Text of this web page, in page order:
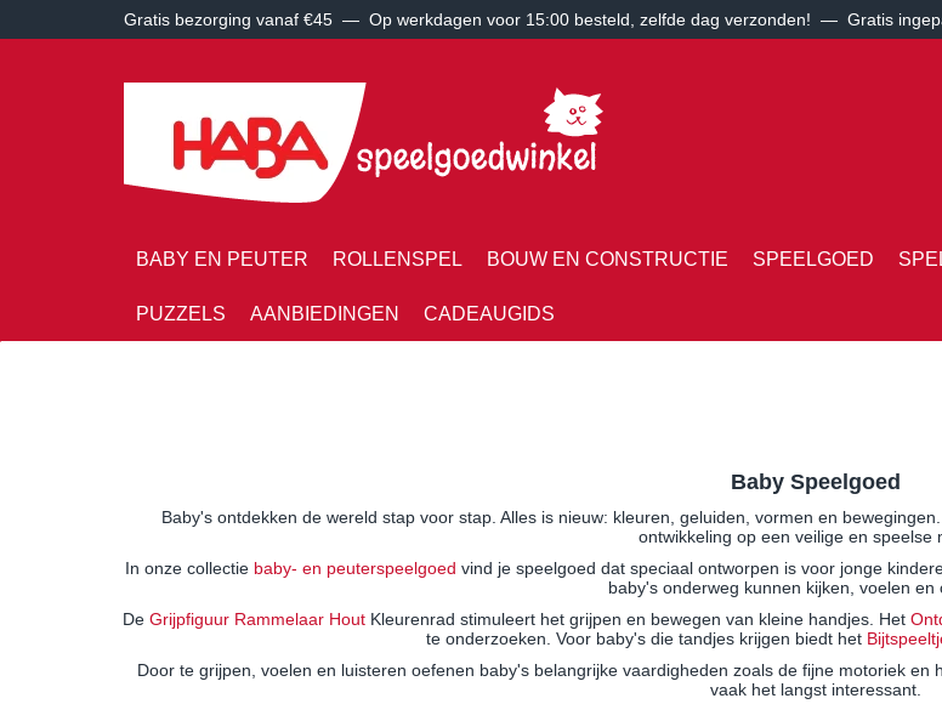
Gratis bezorging vanaf €45 — Op werkdagen voor 15:00 besteld, zelfde dag verzonden! — Gratis
BABY EN PEUTER ROLLENSPEL BOUW EN CONSTRUCTIE SPEELGOED
PUZZELS AANBIEDINGEN CADEAUGIDS
Baby Speelgoed
Baby's ontdekken de wereld stap voor stap. Alles is nieuw: kleuren, geluiden, vormen en
ontwikkeling op een veilige en speelse
In onze collectie baby- en peuterspeelgoed vind je speelgoed dat speciaal ontworpen is voor jonge
baby's onderweg kunnen kijken, voelen en
De Grijpfiguur Rammelaar HoutKleurenrad stimuleert het grijpen en bewegen van kleine handjes. Het
te onderzoeken. Voor baby's die tandjes krijgen biedt het
Door te grijpen, voelen en luisteren oefenen baby's belangrijke vaardigheden zoals de fijne motoriek
vaak het langst interessant.